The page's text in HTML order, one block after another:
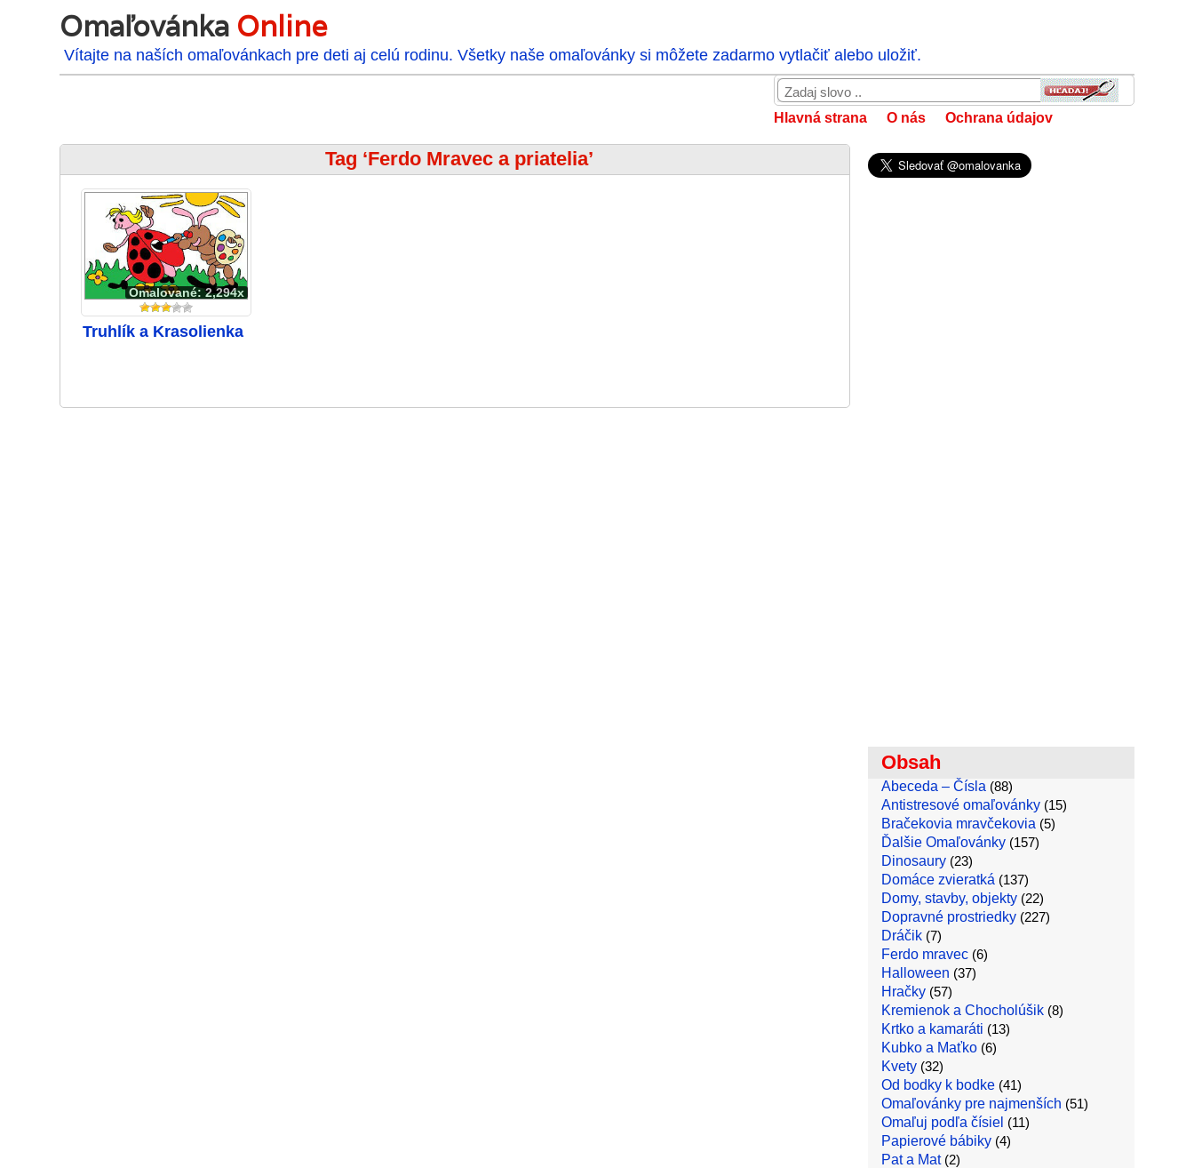
Omaľovánka Online
Vítajte na naších omaľovánkach pre deti aj celú rodinu. Všetky naše omaľovánky si môžete zadarmo vytlačiť alebo uložiť.
Hlavná strana O nás Ochrana údajov
Tag ‘Ferdo Mravec a priatelia’
Omalované: 2,294x
Truhlík a Krasolienka
Obsah
Abeceda – Čísla (88)
Antistresové omaľovánky(15)
Bračekovia mravčekovia (5)
Ďalšie Omaľovánky(157)
Dinosaury(23)
Domáce zvieratká (137)
Domy, stavby, objekty(22)
Dopravné prostriedky(227)
Dráčik(7)
Ferdo mravec(6)
Halloween (37)
Hračky(57)
Kremienok a Chocholúšik(8)
Krtko a kamaráti (13)
Kubko a Maťko(6)
Kvety(32)
Od bodky k bodke(41)
Omaľovánky pre najmenších (51)
Omaľuj podľa čísiel (11)
Papierové bábiky(4)
Pat a Mat(2)